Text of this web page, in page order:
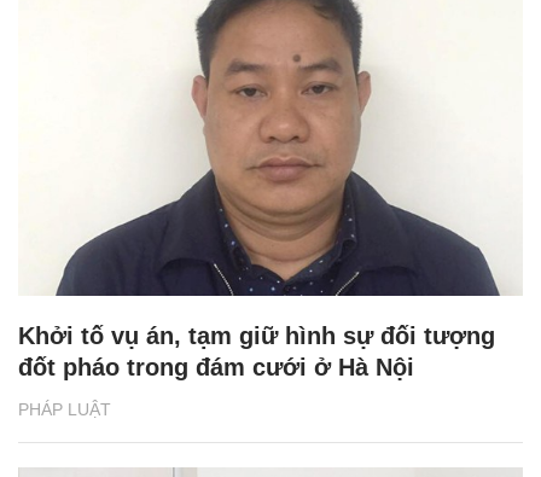
PHÁP LUẬT
Khởi tố vụ án, tạm giữ hình sự đối tượng
đốt pháo trong đám cưới ở Hà Nội